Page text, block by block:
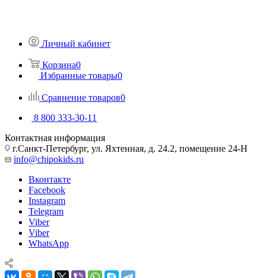
Личный кабинет
Корзина0
Избранные товары0
Сравнение товаров0
8 800 333-30-11
Контактная информация
г.Санкт-Петербург, ул. Яхтенная, д. 24.2, помещение 24-Н
info@chipokids.ru
Вконтакте
Facebook
Instagram
Telegram
Viber
Viber
WhatsApp